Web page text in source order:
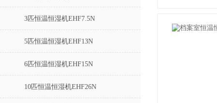
3匹恒温恒湿机EHF7.5N
5匹恒温恒湿机EHF13N
6匹恒温恒湿机EHF15N
10匹恒温恒湿机EHF26N